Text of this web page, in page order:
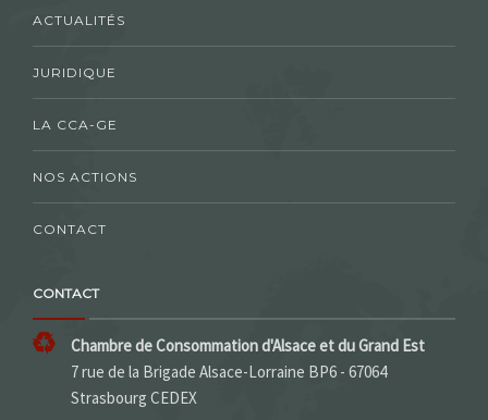
ACTUALITÉS
JURIDIQUE
LA CCA-GE
NOS ACTIONS
CONTACT
CONTACT
Chambre de Consommation d'Alsace et du Grand Est
7 rue de la Brigade Alsace-Lorraine BP6 - 67064
Strasbourg CEDEX